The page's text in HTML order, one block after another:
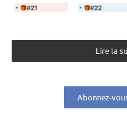
Lire la
Abonnez-